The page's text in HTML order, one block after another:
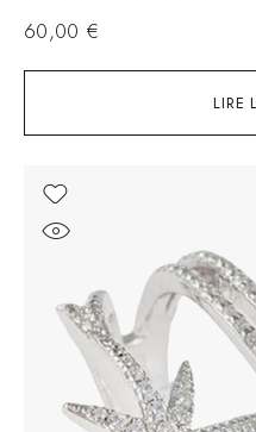
LIRE
60,00 €